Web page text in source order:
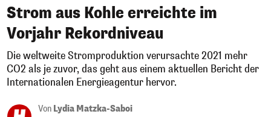
Strom aus Kohle erreichte im
Vorjahr Rekordniveau
Die weltweite Stromproduktion verursachte 2021 mehr
CO2 als je zuvor, das geht aus einem aktuellen Bericht der
Internationalen Energieagentur hervor.
Von Lydia Matzka-Saboi